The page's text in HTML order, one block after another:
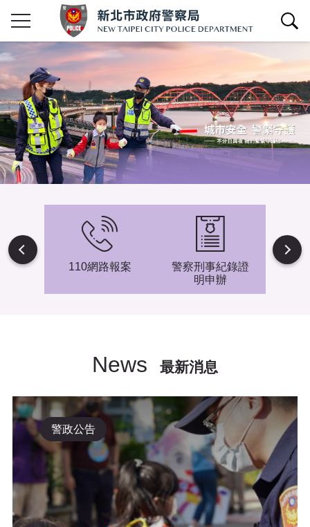
查詢區開關
難專 110網路報案
警察刑事紀錄證
明申辦
新
News 最新消息
警政公告